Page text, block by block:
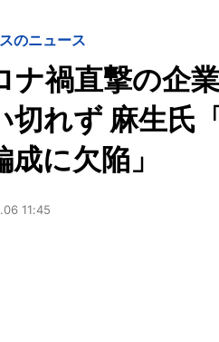
のニュース
ナ禍直撃の企
切れず 麻生氏
成に欠陥」
11:45